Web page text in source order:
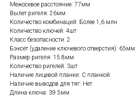
Межосевое расстояние: 77мм
Вылет ригеля: 26мм
Количество комбинаций: Более 1,6 млн
Количество ключей: 4шт
Класс безопасности: 2
Бэксет (удаление ключевого отверстия): 65мм
Размер ригеля: 15.8мм
Количество ригелей: 3шт
Наличие лицевой планки: С планкой
Наличие выводов для тяг: Нет
Длина ключа: 39.5мм